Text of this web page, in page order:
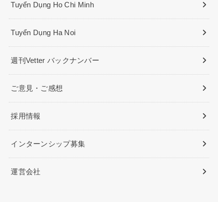
Tuyển Dụng Ho Chi Minh
Tuyển Dụng Ha Noi
週刊Vetter バックナンバー
ご意見・ご感想
採用情報
インターンシップ募集
運営会社